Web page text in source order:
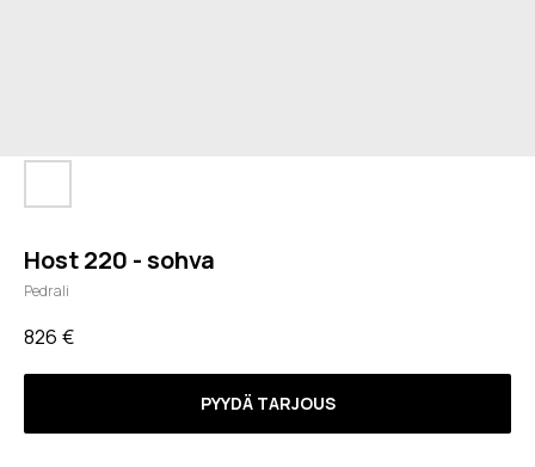
Host 220 - sohva
Pedrali
826 €
PYYDÄ TARJOUS